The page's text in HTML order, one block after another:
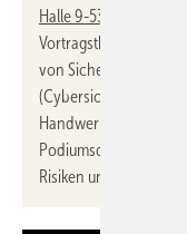
Halle 9-530
Vortragsthemen: „Der
von
(Cybersicherheit)“
Handwerk - Nutzen
Podiumsdiskussion:
Risiken und